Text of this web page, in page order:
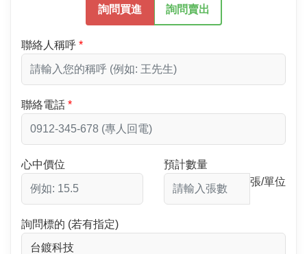
詢問買進 詢問賣出
聯絡人稱呼
聯絡電話
心中價位
預計數量
張/單位
詢問標的 (若有指定)